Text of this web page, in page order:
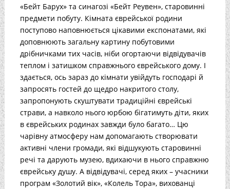
«Бейт Барух» та синагозі «Бейт Реувен», старовинні
предмети побуту. Кімната єврейської родини
поступово наповнюється цікавими експонатами, які
доповнюють загальну картину побутовими
дрібничками тих часів, ніби огортаючи відвідувачів
теплом і затишком справжнього єврейського дому. І
здається, ось зараз до кімнати увійдуть господарі й
запросять гостей до щедро накритого столу,
запропонують скуштувати традиційні єврейські
страви, а навколо нього юрбою бігатимуть діти, яких
в єврейських родинах завжди було багато… Цю
чарівну атмосферу нам допомагають створювати
активні члени громади, які відшукують старовинні
речі та дарують музею, вдихаючи в нього справжню
єврейську душу. А відвідувачі, серед яких – учасники
програм «Золотий вік», «Колель Тора», вихованці